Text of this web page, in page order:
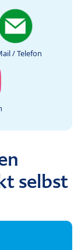
/ Telefon
selbst